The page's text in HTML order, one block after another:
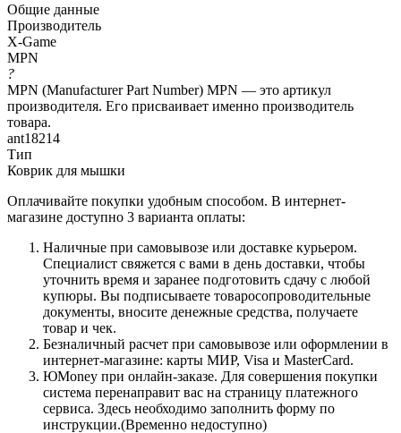
Общие данные
Производитель
X-Game
MPN
?
MPN (Manufacturer Part Number) MPN — это артикул
производителя. Его присваивает именно производитель
товара.
ant18214
Тип
Коврик для мышки
Оплачивайте покупки удобным способом. В интернет-
магазине доступно 3 варианта оплаты:
Наличные при самовывозе или доставке курьером.
Специалист свяжется с вами в день доставки, чтобы
уточнить время и заранее подготовить сдачу с любой
купюры. Вы подписываете товаросопроводительные
документы, вносите денежные средства, получаете
товар и чек.
Безналичный расчет при самовывозе или оформлении в
интернет-магазине: карты МИР, Visa и MasterCard.
ЮMoney при онлайн-заказе. Для совершения покупки
система перенаправит вас на страницу платежного
сервиса. Здесь необходимо заполнить форму по
инструкции.(Временно недоступно)